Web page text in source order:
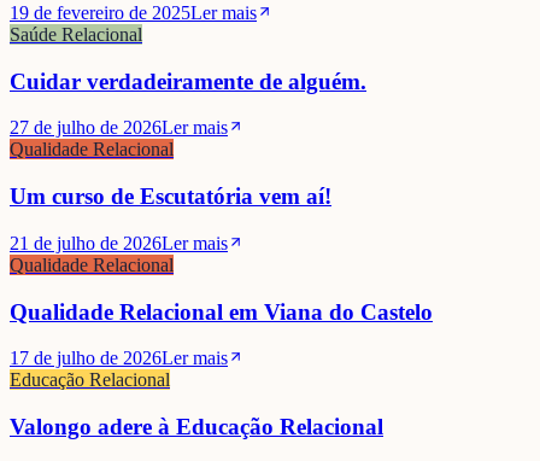
19 de fevereiro de 2025Ler mais
Saúde Relacional
Cuidar verdadeiramente de alguém.
27 de julho de 2026Ler mais
Qualidade Relacional
Um curso de Escutatória vem aí!
21 de julho de 2026Ler mais
Qualidade Relacional
Qualidade Relacional em Viana do Castelo
17 de julho de 2026Ler mais
Educação Relacional
Valongo adere à Educação Relacional